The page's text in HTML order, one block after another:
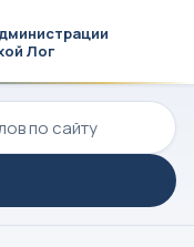
Лог